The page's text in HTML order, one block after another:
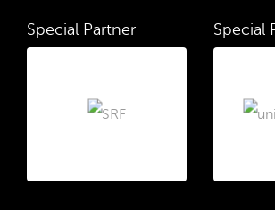
Special Partner Special